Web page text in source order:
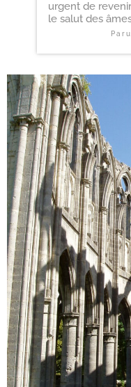
urgent de
le salut des